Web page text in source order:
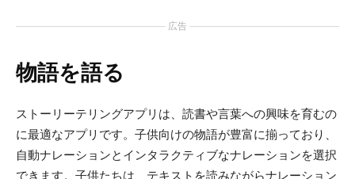
広告
物語を語る
ストーリーテリングアプリは、読書や言葉への興味を育むの
に最適なアプリです。子供向けの物語が豊富に揃っており、
自動ナレーションとインタラクティブなナレーションを選択
できます。子供たちは、テキストを読みながらナレーション